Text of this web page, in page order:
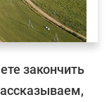
закончить